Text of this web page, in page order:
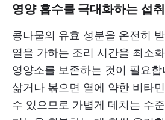
영양 흡수를 극대화하는 섭
콩나물의 유효 성분을 온전히
열을 가하는 조리 시간을 최소
영양소를 보존하는 것이 필요
삶거나 볶으면 열에 약한 비타
수 있으므로 가볍게 데치는 수